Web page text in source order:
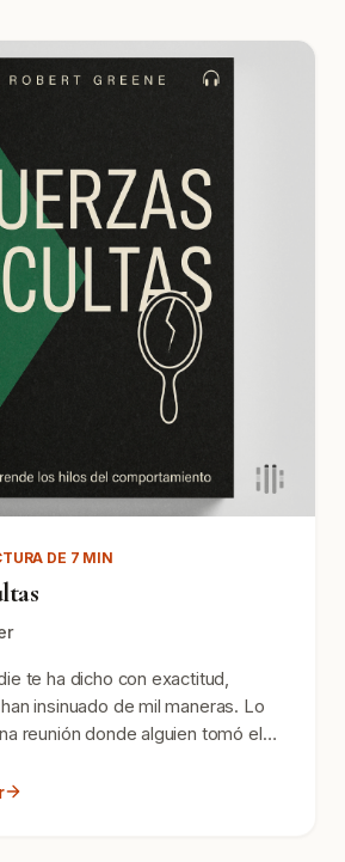
DE 7 MIN
te ha dicho con exactitud,
insinuado de mil maneras. Lo
reunión donde alguien tomó el